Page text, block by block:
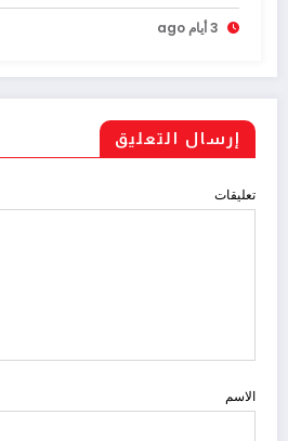
3 أيام ago
إرسال التعليق
تعليقات
الاسم